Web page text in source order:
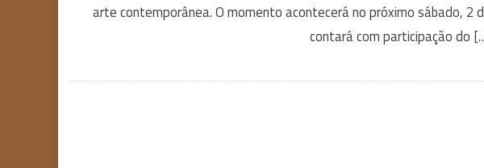
arte contemporânea. O momento acontecerá no próximo sábado, 2
contará com participação do